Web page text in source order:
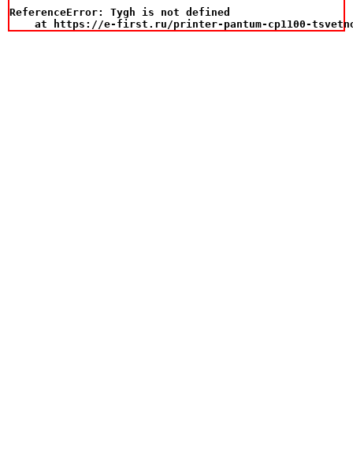
ReferenceError: Tygh is not defined
at https://e-first.ru/printer-pantum-cp1100-